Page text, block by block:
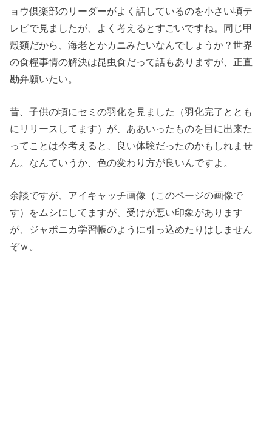
ョウ倶楽部のリーダーがよく話しているのを小さい頃テ
レビで見ましたが、よく考えるとすごいですね。同じ甲
殻類だから、海老とかカニみたいなんでしょうか？世界
の食糧事情の解決は昆虫食だって話もありますが、正直
勘弁願いたい。
昔、子供の頃にセミの羽化を見ました（羽化完了ととも
にリリースしてます）が、ああいったものを目に出来た
ってことは今考えると、良い体験だったのかもしれませ
ん。なんていうか、色の変わり方が良いんですよ。
余談ですが、アイキャッチ画像（このページの画像で
す）をムシにしてますが、受けが悪い印象があります
が、ジャポニカ学習帳のように引っ込めたりはしません
ぞｗ。